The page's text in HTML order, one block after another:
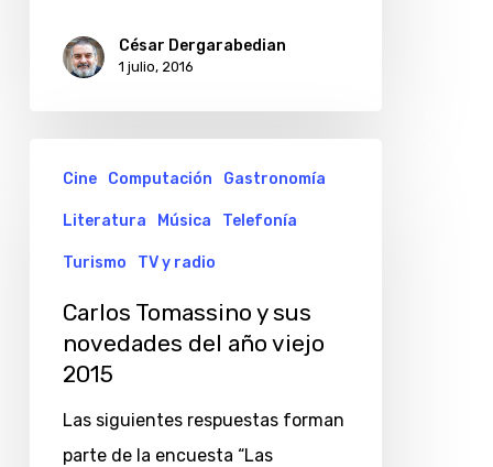
César Dergarabedian
1 julio, 2016
Tomassino
Cine Computación Gastronomía
Literatura Música Telefonía
Turismo TV y radio
Carlos Tomassino y sus
novedades del año viejo
2015
Las siguientes respuestas forman
parte de la encuesta “Las